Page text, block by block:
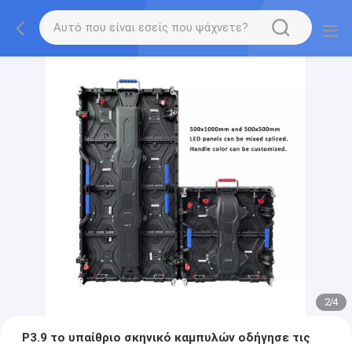
2/4
P3.9 το υπαίθριο σκηνικό καμπυλών οδήγησε τις